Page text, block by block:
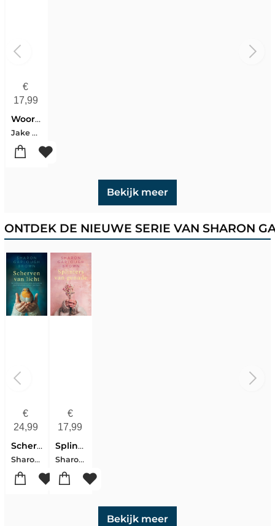
€
17,99
Woorden van vriendschap
Jake Biggin
Bekijk meer
ONTDEK DE NIEUWE SERIE VAN SHARON
€
24,99
Scherven van licht
Sharon Garlough Brown
€
17,99
Splinters van genade
Sharon Garlough Brown
Bekijk meer